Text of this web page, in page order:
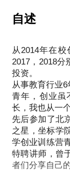
自述
从2014年在校
2017，2018分
投资。
从事教育行业
青年，创业虽
长，我也从一
先后参加了北
之星，坐标学
学创业训练营
特聘讲师，曾
者们分享自己